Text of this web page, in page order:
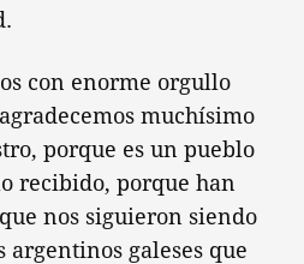
con enorme orgullo
muchísimo
porque es un pueblo
recibido, porque han
nos siguieron siendo
argentinos galeses que